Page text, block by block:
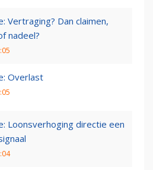
Vertraging? Dan claimen,
nadeel?
Overlast
Loonsverhoging directie een